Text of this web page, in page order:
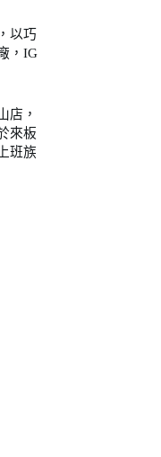
以巧
，IG
店，
來板
班族